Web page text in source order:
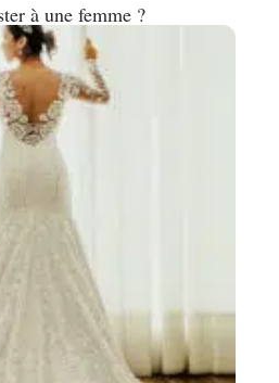
à une femme ?